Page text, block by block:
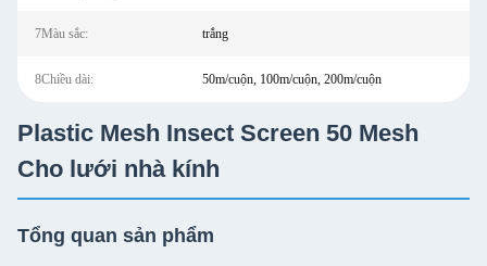
7Màu sắc: trắng
8Chiều dài: 50m/cuộn, 100m/cuộn, 200m/cuộn
Plastic Mesh Insect Screen 50 Mesh
Cho lưới nhà kính
Tổng quan sản phẩm